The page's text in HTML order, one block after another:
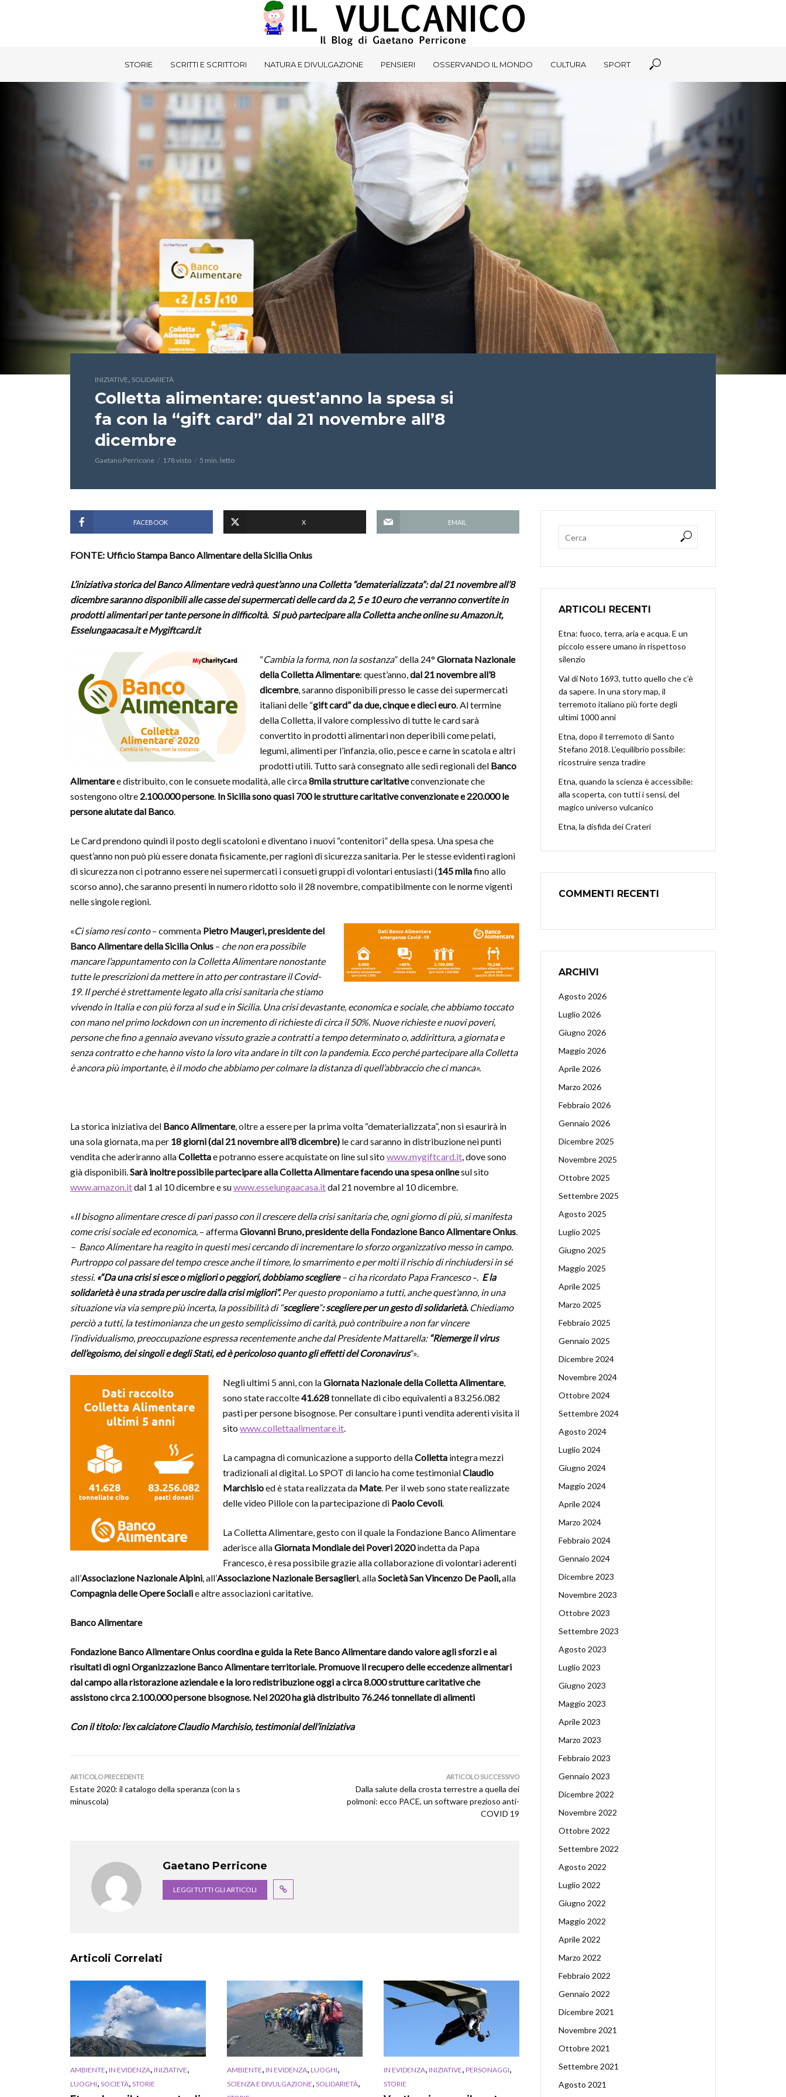
STORIE SCRITTI E SCRITTORI NATURA E DIVULGAZIONE PENSIERI OSSERVANDO IL MONDO CULTURA SPORT
INIZIATIVE, SOLIDARIETÀ
Colletta alimentare: quest’anno la spesa si
fa con la “gift card” dal 21 novembre all’8
dicembre
Gaetano Perricone 178 visto 5 min. letto
FACEBOOK X EMAIL
FONTE: Ufficio Stampa Banco Alimentare della Sicilia Onlus
L’iniziativa storica del Banco Alimentare vedrà quest’anno una Colletta “dematerializzata”: dal 21 novembre all’8
dicembre saranno disponibilialle casse dei supermercati delle card da 2, 5 e 10 euro che verrannoconvertite in
prodotti alimentari per tante persone in difficoltà. Si può partecipare alla Colletta anche online suAmazon.it,
Esselungaacasa.it e Mygiftcard.it
“Cambia la forma, non la sostanza” della 24° Giornata Nazionale
della Colletta Alimentare: quest’anno,dal 21 novembre all’8
dicembre, saranno disponibili presso le casse dei supermercati
italiani delle “gift card” da due, cinque e dieci euro. Al termine
della Colletta, il valore complessivo di tutte le card sarà
convertito in prodotti alimentari non deperibili come pelati,
legumi, alimenti per l’infanzia, olio, pesce e carne in scatola e altri
prodotti utili. Tutto sarà consegnato alle sedi regionali del Banco
Alimentaree distribuito, con le consuete modalità, alle circa8mila strutture caritativeconvenzionate che
sostengono oltre 2.100.000 persone. In Sicilia sono quasi 700 le strutture caritative convenzionate e 220.000 le
persone aiutate dal Banco.
Le Card prendono quindi il posto degli scatoloni e diventano i nuovi “contenitori” della spesa. Una spesa che
quest’anno non può più essere donata fisicamente, per ragioni di sicurezza sanitaria. Per le stesse evidenti ragioni
di sicurezza non ci potranno essere nei supermercati i consueti gruppi di volontari entusiasti (145 milafino allo
scorso anno), che saranno presenti in numero ridotto solo il 28 novembre, compatibilmente con le norme vigenti
nelle singole regioni.
«Ci siamo resi conto– commenta Pietro Maugeri, presidente del
Banco Alimentare della Sicilia Onlus – che non era possibile
mancare l’appuntamento con la Colletta Alimentare nonostante
tutte le prescrizioni da mettere in atto per contrastare il Covid-
19. Il perché è strettamente legato alla crisi sanitaria che stiamo
vivendo in Italia e con più forza al sud e in Sicilia. Una crisi devastante, economica e sociale, che abbiamo toccato
con mano nel primo lockdown con un incremento di richieste di circa il 50%. Nuove richieste e nuovi poveri,
persone che fino a gennaio avevano vissuto grazie a contratti a tempo determinato o, addirittura, a giornata e
senza contratto e che hanno visto la loro vita andare in tilt con la pandemia. Ecco perché partecipare alla Colletta
è ancora più importante, è il modo che abbiamo per colmare la distanza di quell’abbraccio che ci manca».
La storica iniziativa del Banco Alimentare, oltre a essere per la prima volta “dematerializzata”, non si esaurirà in
una sola giornata, ma per 18 giorni (dal 21 novembre all’8 dicembre) le card saranno in distribuzione nei punti
vendita che aderiranno allaCollettae potranno essere acquistate on line sul sitowww.mygiftcard.it, dove sono
già disponibili.Sarà inoltre possibile partecipare alla Colletta Alimentare facendo una spesa onlinesul sito
www.amazon.itdal 1 al 10 dicembre e suwww.esselungaacasa.itdal 21 novembre al 10 dicembre.
«Il bisogno alimentare cresce di pari passo con il crescere della crisi sanitaria che, ogni giorno di più, si manifesta
come crisi sociale ed economica, – affermaGiovanni Bruno, presidente della Fondazione Banco Alimentare Onlus.
– Banco Alimentare ha reagito in questi mesi cercando di incrementare lo sforzo organizzativo messo in campo.
Purtroppo col passare del tempo cresce anche il timore, lo smarrimento e per molti il rischio di rinchiudersi in sé
stessi. «“Da una crisi si esce o migliori o peggiori, dobbiamo scegliere– ci ha ricordato Papa Francesco–. E la
solidarietà è una strada per uscire dalla crisi migliori”.Per questo proponiamo a tutti, anche quest’anno, in una
situazione via via sempre più incerta, la possibilità di “scegliere”: scegliere per un gesto di solidarietà. Chiediamo
perciò a tutti, la testimonianza che un gesto semplicissimo di carità, può contribuire a non far vincere
l’individualismo, preoccupazione espressa recentemente anche dal Presidente Mattarella: “Riemerge il virus
dell’egoismo, dei singoli e degli Stati, ed è pericoloso quanto gli effetti del Coronavirus”».
Negli ultimi 5 anni, con laGiornata Nazionale della Colletta Alimentare,
sono state raccolte41.628tonnellate di cibo equivalenti a 83.256.082
pasti per persone bisognose. Per consultare i punti vendita aderenti visita il
sitowww.collettaalimentare.it.
La campagna di comunicazione a supporto dellaColletta integra mezzi
tradizionali al digital. Lo SPOT di lancio ha come testimonialClaudio
Marchisioed è stata realizzata da Mate. Per il web sono state realizzate
delle video Pillole con la partecipazione di Paolo Cevoli.
La Colletta Alimentare, gesto con il quale la Fondazione Banco Alimentare
aderisce allaGiornata Mondiale dei Poveri 2020indetta da Papa
Francesco, è resa possibile grazie alla collaborazione di volontari aderenti
all’Associazione Nazionale Alpini, all’Associazione Nazionale Bersaglieri, allaSocietà San Vincenzo De Paoli,alla
Compagnia delle Opere Socialie altre associazioni caritative.
Banco Alimentare
Fondazione Banco Alimentare Onlus coordina e guida la Rete Banco Alimentare dando valore agli sforzi e ai
risultati di ogni Organizzazione Banco Alimentare territoriale. Promuove il recupero delle eccedenze alimentari
dal campo alla ristorazione aziendale e la loro redistribuzione oggi a circa 8.000 strutture caritative che
assistono circa 2.100.000 persone bisognose. Nel 2020 ha già distribuito 76.246 tonnellate di alimenti
Con il titolo: l’ex calciatore Claudio Marchisio, testimonial dell’iniziativa
ARTICOLO PRECEDENTE
Estate 2020: il catalogo della speranza (con la s
minuscola)
ARTICOLO SUCCESSIVO
Dalla salute della crosta terrestre a quella dei
polmoni: ecco PACE, un software prezioso anti-
COVID 19
Gaetano Perricone
LEGGI TUTTI GLI ARTICOLI
Articoli Correlati
AMBIENTE, IN EVIDENZA, INIZIATIVE,
LUOGHI, SOCIETÀ, STORIE
AMBIENTE, IN EVIDENZA, LUOGHI,
SCIENZA E DIVULGAZIONE, SOLIDARIETÀ,
IN EVIDENZA, INIZIATIVE, PERSONAGGI,
STORIE
ARTICOLI RECENTI
Etna: fuoco, terra, aria e acqua. E un
piccolo essere umano in rispettoso
silenzio
Val di Noto 1693, tutto quello che c’è
da sapere. In una story map, il
terremoto italiano più forte degli
ultimi 1000 anni
Etna, dopo il terremoto di Santo
Stefano 2018. L’equilibrio possibile:
ricostruire senza tradire
Etna, quando la scienza è accessibile:
alla scoperta, con tutti i sensi, del
magico universo vulcanico
Etna, la disfida dei Crateri
COMMENTI RECENTI
ARCHIVI
Agosto 2026
Luglio 2026
Giugno 2026
Maggio 2026
Aprile 2026
Marzo 2026
Febbraio 2026
Gennaio 2026
Dicembre 2025
Novembre 2025
Ottobre 2025
Settembre 2025
Agosto 2025
Luglio 2025
Giugno 2025
Maggio 2025
Aprile 2025
Marzo 2025
Febbraio 2025
Gennaio 2025
Dicembre 2024
Novembre 2024
Ottobre 2024
Settembre 2024
Agosto 2024
Luglio 2024
Giugno 2024
Maggio 2024
Aprile 2024
Marzo 2024
Febbraio 2024
Gennaio 2024
Dicembre 2023
Novembre 2023
Ottobre 2023
Settembre 2023
Agosto 2023
Luglio 2023
Giugno 2023
Maggio 2023
Aprile 2023
Marzo 2023
Febbraio 2023
Gennaio 2023
Dicembre 2022
Novembre 2022
Ottobre 2022
Settembre 2022
Agosto 2022
Luglio 2022
Giugno 2022
Maggio 2022
Aprile 2022
Marzo 2022
Febbraio 2022
Gennaio 2022
Dicembre 2021
Novembre 2021
Ottobre 2021
Settembre 2021
Agosto 2021